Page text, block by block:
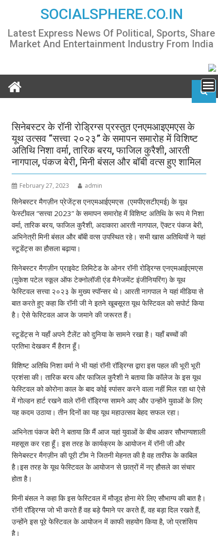
content
SOCIALSPHERE.CO.IN
Latest Express News Of Political, Sports, Share
Market And Entertainment Industry From India
सिनेबस्टर के रॉनी रोड्रिग्स प्रस्तुत एनएमआइएमएस के
यूथ उत्सव “सत्त्वा २०२३” के समापन समारोह में विशिष्ट
अतिथि निशा वर्मा, तारिक बरय, फाजिल कुरैशी, आरती
नागपाल, पंकज बेरी, मिनी बंसल और बॉबी वत्स हुए शामिल
February 27, 2023 admin
सिनेबस्टर मैगज़ीन प्रेजेंट्स एनएमआईएमएस (एमपीएसटीएमई) के यूथ
फेस्टीवल “सत्त्वा 2023” के समापन समारोह में विशिष्ट अतिथि के रूप मे निशा
वर्मा, तारिक बरय, फाजिल कुरैशी, अदाकारा आरती नागपाल, ऎक्टर पंकज बेरी,
अभिनेत्री मिनी बंसल और बॉबी वत्स उपस्थित रहे। सभी खास अतिथियों ने यहां
स्टूडेंट्स का हौसला बढ़ाया।
सिनेबस्टर मैगज़ीन प्राइवेट लिमिटेड के ओनर रॉनी रोड्रिग्स एनएमआईएमएस
(मुकेश पटेल स्कूल ऑफ टेक्नोलॉजी एंड मैनेजमेंट इंजीनियरिंग) के यूथ
फेस्टिवल सत्त्वा २०२३ के मुख्य स्पॉन्सर थे। आरती नागपाल ने यहां मीडिया से
बात करते हुए कहा कि रॉनी जी ने इतने खूबसूरत यूथ फेस्टिवल को सपोर्ट किया
है। ऐसे फेस्टिवल आज के जमाने की जरूरत हैं।
स्टूडेंट्स ने यहाँ अपने टैलेंट को दुनिया के सामने रखा है। यहाँ बच्चों की
प्रतिभा देखकर मैं हैरान हूँ।
विशिष्ट अतिथि निशा वर्मा ने भी यहां रॉनी रॉड्रिग्स द्वारा इस पहल की भूरी भूरी
प्रशंसा की। तारिक बरय और फाजिल कुरैशी ने बताया कि कॉलेज के इस यूथ
फेस्टिवल को कोरोना काल के बाद कोई स्पांसर करने वाला नहीं मिल रहा था ऐसे
में गोल्डन हार्ट रखने वाले रॉनी रॉड्रिग्स सामने आए और उन्होंने युवाओं के लिए
यह कदम उठाया। तीन दिनों का यह यूथ महाउत्सव बेहद सफल रहा।
अभिनेता पंकज बेरी ने बताया कि मैं आज यहां युवाओं के बीच आकर सौभाग्यशाली
महसूस कर रहा हूँ। इस तरह के कार्यक्रम के आयोजन में रॉनी जी और
सिनेबस्टर मैगज़ीन की पूरी टीम ने जितनी मेहनत की है वह तारीफ के काबिल
है।इस तरह के यूथ फेस्टिवल के आयोजन से छात्रों में नए हौसले का संचार
होता है।
मिनी बंसल ने कहा कि इस फेस्टिवल में मौजूद होना मेरे लिए सौभाग्य की बात है।
रॉनी रॉड्रिग्स जो भी करते हैं वह बड़े पैमाने पर करते हैं, वह बड़ा दिल रखते हैं,
उन्होंने इस पूरे फेस्टिवल के आयोजन में काफी सहयोग किया है, जो प्रशंसिय
है।